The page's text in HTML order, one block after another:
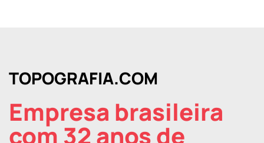
TOPOGRAFIA.COM
Empresa brasileira
com 32 anos de